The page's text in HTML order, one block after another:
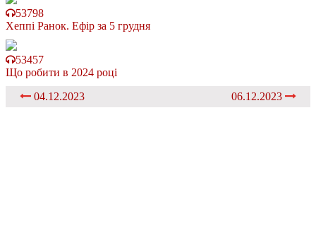
53798
Хеппі Ранок. Ефір за 5 грудня
53457
Що робити в 2024 році
04.12.2023
06.12.2023